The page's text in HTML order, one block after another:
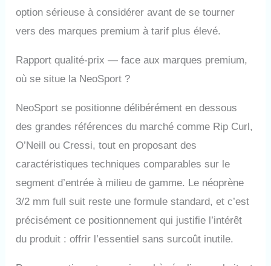
option sérieuse à considérer avant de se tourner
vers des marques premium à tarif plus élevé.
Rapport qualité-prix — face aux marques premium,
où se situe la NeoSport ?
NeoSport se positionne délibérément en dessous
des grandes références du marché comme Rip Curl,
O’Neill ou Cressi, tout en proposant des
caractéristiques techniques comparables sur le
segment d’entrée à milieu de gamme. Le néoprène
3/2 mm full suit reste une formule standard, et c’est
précisément ce positionnement qui justifie l’intérêt
du produit : offrir l’essentiel sans surcoût inutile.